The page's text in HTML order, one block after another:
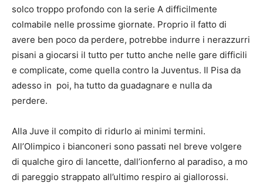
solco troppo profondo con la serie A difficilmente
colmabile nelle prossime giornate. Proprio il fatto di
avere ben poco da perdere, potrebbe indurre i nerazzurri
pisani a giocarsi il tutto per tutto anche nelle gare difficili
e complicate, come quella contro la Juventus. Il Pisa da
adesso in poi, ha tutto da guadagnare e nulla da
perdere.
Alla Juve il compito di ridurlo ai minimi termini.
All’Olimpico i bianconeri sono passati nel breve volgere
di qualche giro di lancette, dall’ionferno al paradiso, a mo
di pareggio strappato all’ultimo respiro ai giallorossi.